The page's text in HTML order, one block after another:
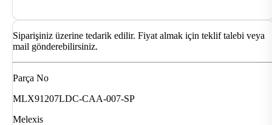
Siparişiniz üzerine tedarik edilir. Fiyat almak için teklif talebi veya
mail gönderebilirsiniz.
Parça No
MLX91207LDC-CAA-007-SP
Melexis